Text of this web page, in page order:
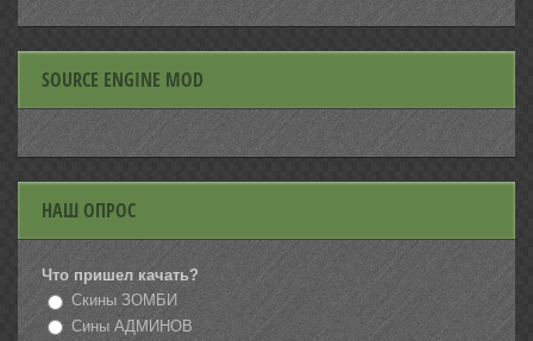
SOURCE ENGINE MOD
НАШ ОПРОС
Что пришел качать?
Скины ЗОМБИ
Сины АДМИНОВ